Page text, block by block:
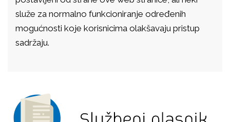
služe za normalno funkcioniranje određenih
mogućnosti koje korisnicima olakšavaju pristup
sadržaju.